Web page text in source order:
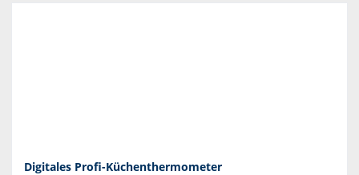
Digitales Profi-Küchenthermometer